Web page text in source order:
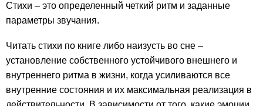
Стихи – это определенный четкий ритм и заданные
параметры звучания.
Читать стихи по книге либо наизусть во сне –
установление собственного устойчивого внешнего и
внутреннего ритма в жизни, когда усиливаются все
внутренние состояния и их максимальная реализация в